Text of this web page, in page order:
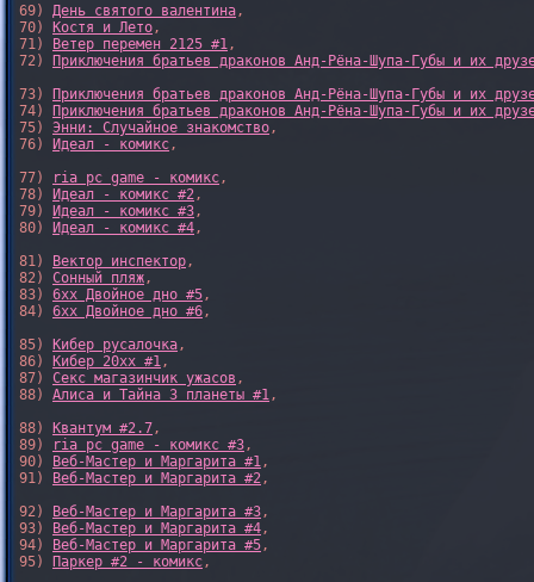
69) День святого валентина,
70)
Костя и Лето,
71)
Ветер перемен 2125 #1,
72)
Приключения братьев драконов Анд-Рёна-Шупа-Губы и их
73)
Приключения братьев драконов Анд-Рёна-Шупа-Губы и их
74)
Приключения братьев драконов Анд-Рёна-Шупа-Губы и их
75) Энни: Случайное знакомство,
76)
Идеал - комикс,
77)
ria pc game - комикс,
78)
Идеал - комикс #2,
79)
Идеал - комикс #3,
80)
Идеал - комикс #4,
81)
Вектор инспектор,
82) Сонный пляж,
83) 6xx Двойное дно #5,
84) 6xx Двойное дно #6,
85)
Кибер русалочка,
86)
Кибер 20xx #1,
87) Секс магазинчик ужасов ,
88) Алиса и Тайна 3 планеты #1,
88)
Квантум #2.7,
89)
ria pc game - комикс #3,
90)
Веб-Мастер и Маргарита #1,
91)
Веб-Мастер и Маргарита #2,
92)
Веб-Мастер и Маргарита #3,
93)
Веб-Мастер и Маргарита #4,
94)
Веб-Мастер и Маргарита #5,
95)
Паркер #2 - комикс,